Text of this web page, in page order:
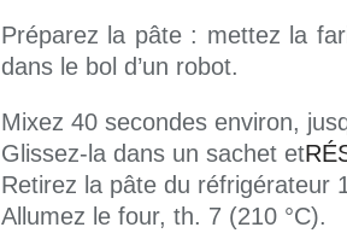
Préparez la pâte : mettez la
dans le bol d’un robot.
Mixez 40 secondes environ,
Glissez-la dans un sachet et
Retirez la pâte du réfrigérateur
Allumez le four, th. 7 (210 °C).